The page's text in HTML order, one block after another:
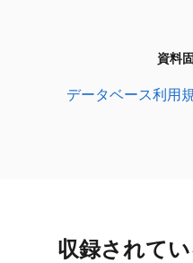
資料
データベース利用
収録されて